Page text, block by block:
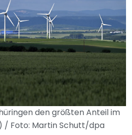
den größten Anteil im
/ Foto: Martin Schutt/dpa